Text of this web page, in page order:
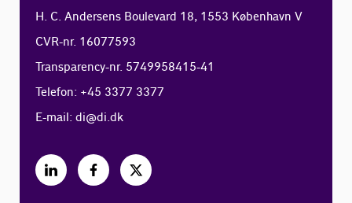
H. C. Andersens Boulevard 18, 1553 København V
CVR-nr. 16077593
Transparency-nr. 5749958415-41
Telefon: +45 3377 3377
E-mail:di@di.dk